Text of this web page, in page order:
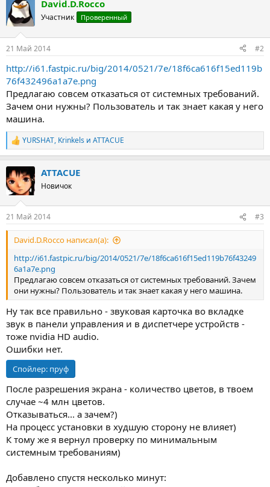
David.D.Rocco
Участник Проверенный
21 Май 2014 #2
http://i61.fastpic.ru/big/2014/0521/7e/18f6ca616f15ed119b
76f432496a1a7e.png
Предлагаю совсем отказаться от системных требований.
Зачем они нужны? Пользователь и так знает какая у него
машина.
Р
е
к
ц
и
YURSHAT, Krinkels и ATTACUE
ATTACUE
Новичок
21 Май 2014 #3
David.D.Rocco написал(а):
http://i61.fastpic.ru/big/2014/0521/7e/18f6ca616f15ed119b76f43249
6a1a7e.png
Предлагаю совсем отказаться от системных требований. Зачем
они нужны? Пользователь и так знает какая у него машина.
Ну так все правильно - звуковая карточка во вкладке
звук в панели управления и в диспетчере устройств -
тоже nvidia HD audio.
Ошибки нет.
Спойлер: пруф
После разрешения экрана - количество цветов, в твоем
случае ~4 млн цветов.
Отказываться... а зачем?)
На процесс установки в худшую сторону не влияет)
К тому же я вернул проверку по минимальным
системным требованиям)
Добавлено спустя несколько минут: